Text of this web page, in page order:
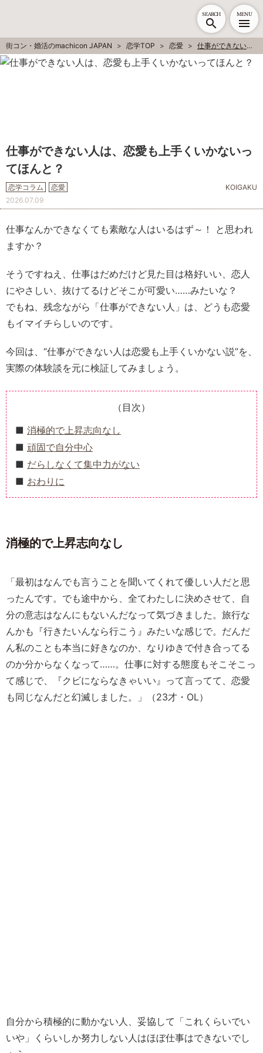
SEARCH MENU
街コン・婚活のmachicon JAPAN 恋学TOP 恋愛 仕事ができない人は、恋愛も上手くいかないってほんと？
仕事ができない人は、恋愛も上手くいかないっ
てほんと？
恋学コラム 恋愛
KOIGAKU
2026.07.09
仕事なんかできなくても素敵な人はいるはず～！ と思われ
ますか？
そうですねえ、仕事はだめだけど見た目は格好いい、恋人
にやさしい、抜けてるけどそこが可愛い……みたいな？
でもね、残念ながら「仕事ができない人」は、どうも恋愛
もイマイチらしいのです。
今回は、“仕事ができない人は恋愛も上手くいかない説”を、
実際の体験談を元に検証してみましょう。
（目次）
消極的で上昇志向なし
頑固で自分中心
だらしなくて集中力がない
おわりに
消極的で上昇志向なし
「最初はなんでも言うことを聞いてくれて優しい人だと思
ったんです。でも途中から、全てわたしに決めさせて、自
分の意志はなんにもないんだなって気づきました。旅行な
んかも『行きたいんなら行こう』みたいな感じで。だんだ
ん私のことも本当に好きなのか、なりゆきで付き合ってる
のか分からなくなって……。仕事に対する態度もそこそこっ
て感じで、『クビにならなきゃいい』って言ってて、恋愛
も同じなんだと幻滅しました。」（23才・OL）
自分から積極的に動かない人、妥協して「これくらいでい
いや」くらいしか努力しない人はほぼ仕事はできないでし